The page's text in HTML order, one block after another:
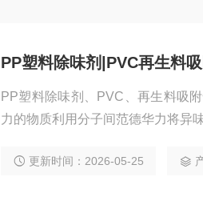
PP塑料除味剂|PVC再生料
PP塑料除味剂、PVC、再生料吸
力的物质利用分子间范德华力将异
更新时间：2026-05-25